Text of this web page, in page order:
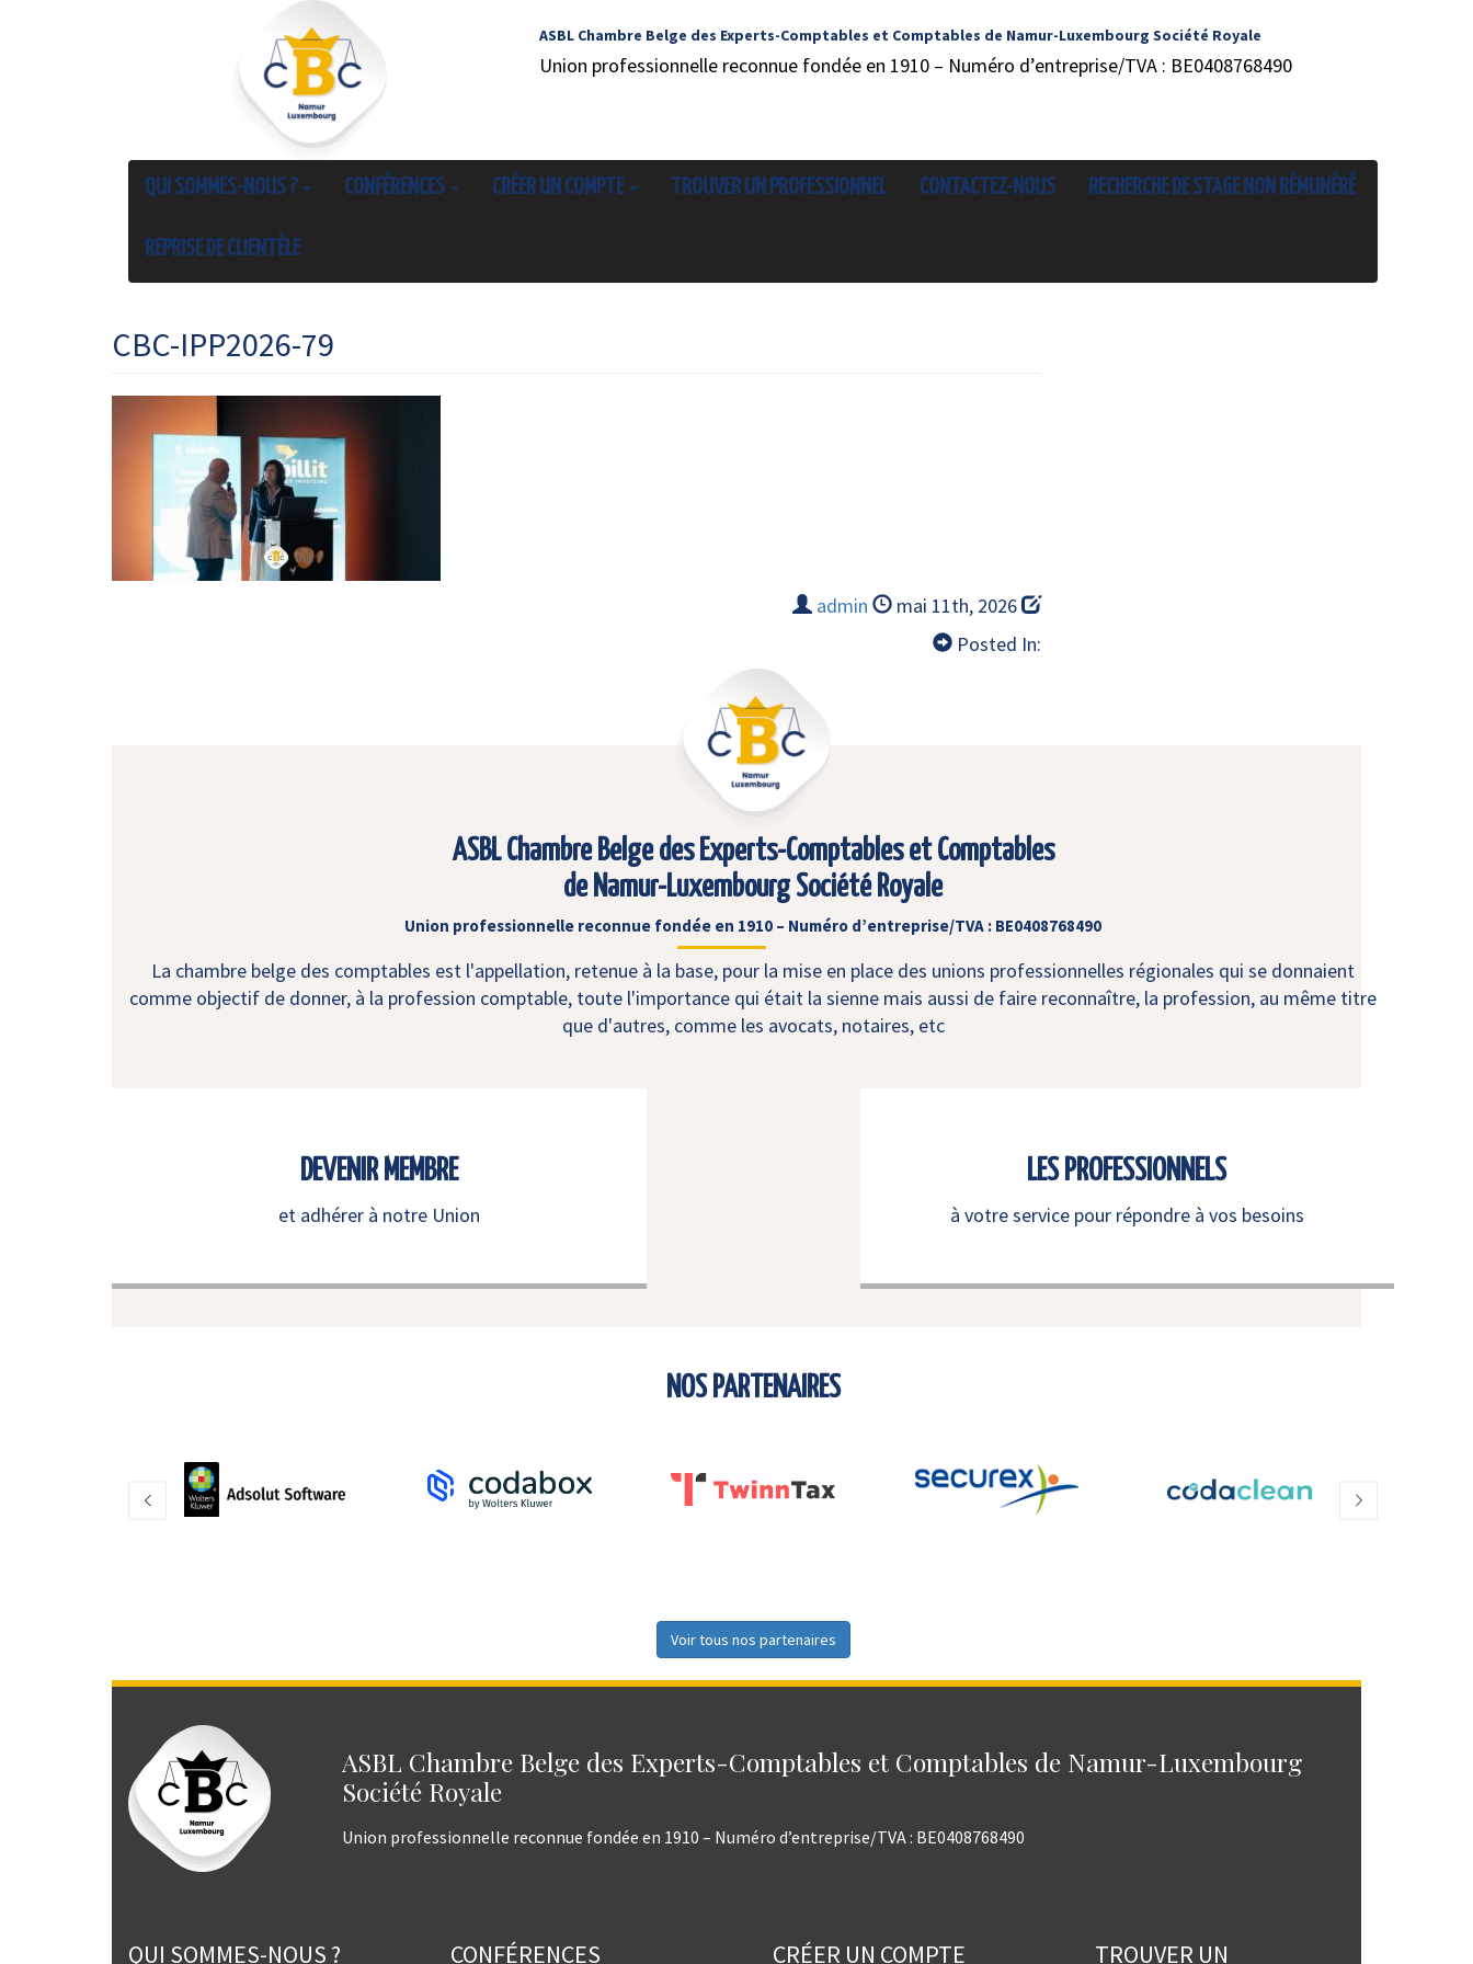
ASBL Chambre Belge des Experts-Comptables et Comptables de Namur-Luxembourg Société Royale
Union professionnelle reconnue fondée en 1910 – Numéro d’entreprise/TVA : BE0408768490
QUI SOMMES-NOUS ? CONFÉRENCES CRÉER UN COMPTE TROUVER UN PROFESSIONNEL CONTACTEZ-NOUS RECHERCHE DE STAGE NON RÉMUNÉRÉ
REPRISE DE CLIENTÈLE
CBC-IPP2026-79
admin
mai 11th, 2026
Posted In:
ASBL Chambre Belge des Experts-Comptables et Comptables
de Namur-Luxembourg Société Royale
Union professionnelle reconnue fondée en 1910 – Numéro d’entreprise/TVA : BE0408768490
La chambre belge des comptables est l'appellation, retenue à la base, pour la mise en place des unions professionnelles régionales qui se donnaient
comme objectif de donner, à la profession comptable, toute l'importance qui était la sienne mais aussi de faire reconnaître, la profession, au même titre
que d'autres, comme les avocats, notaires, etc
DEVENIR MEMBRE
et adhérer à notre Union
LES PROFESSIONNELS
à votre service pour répondre à vos besoins
NOS PARTENAIRES
Voir tous nos partenaires
ASBL Chambre Belge des Experts-Comptables et Comptables de Namur-Luxembourg
Société Royale
Union professionnelle reconnue fondée en 1910 – Numéro d’entreprise/TVA : BE0408768490
QUI SOMMES-NOUS ? CONFÉRENCES CRÉER UN COMPTE TROUVER UN